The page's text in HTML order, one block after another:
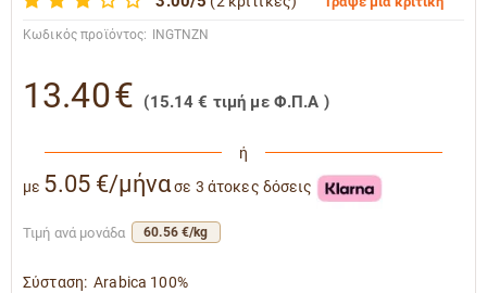
Κωδικός προϊόντος: INGTNZN
13.40€ (15.14 € τιμή με Φ.Π.Α )
ή
με 5.05 €/μήνασε 3 άτοκες δόσεις
Τιμή ανά μονάδα 60.56 €/kg
Σύσταση: Arabica 100%